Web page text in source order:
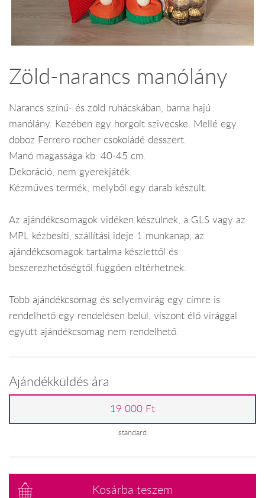
Zöld-narancs manólány
Narancs színű- és zöld ruhácskában, barna hajú
manólány. Kezében egy horgolt szivecske. Mellé egy
doboz Ferrero rocher csokoládé desszert.
Manó magassága kb. 40-45 cm.
Dekoráció, nem gyerekjáték.
Kézműves termék, melyből egy darab készült.
Az ajándékcsomagok vidéken készülnek, a GLS vagy az
MPL kézbesíti, szállítási ideje 1 munkanap, az
ajándékcsomagok tartalma készlettől és
beszerezhetőségtől függően eltérhetnek.
Több ajándékcsomag és selyemvirág egy címre is
rendelhető egy rendelésen belül, viszont élő virággal
együtt ajándékcsomag nem rendelhető.
Ajándékküldés ára
19 000 Ft
standard
Kosárba teszem